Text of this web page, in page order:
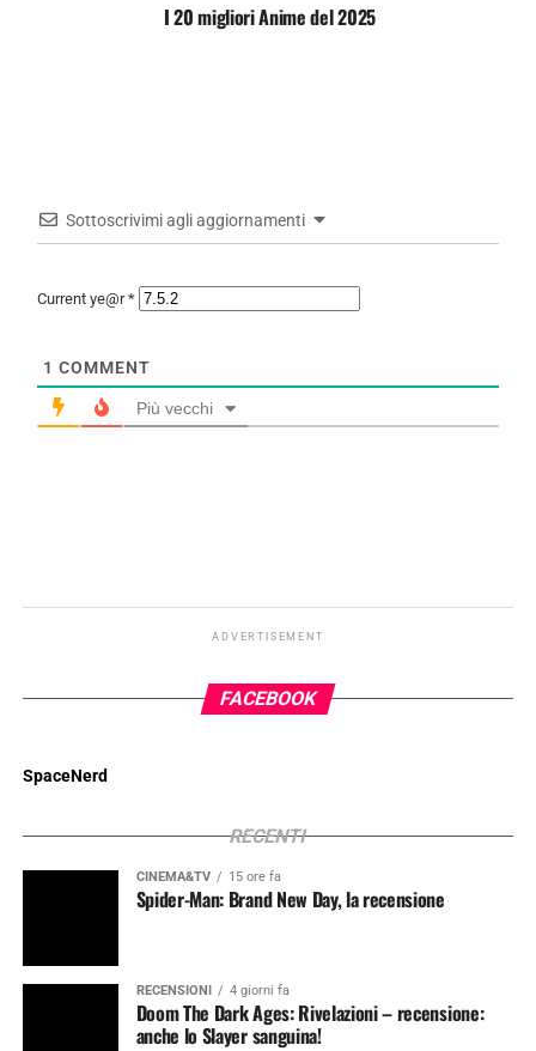
I 20 migliori Anime del 2025
Sottoscrivimi agli aggiornamenti
Current ye@r*
1 COMMENT
Più vecchi
ADVERTISEMENT
FACEBOOK
SpaceNerd
RECENTI
CINEMA&TV 15 ore fa
Spider-Man: Brand New Day, la recensione
RECENSIONI 4 giorni fa
Doom The Dark Ages: Rivelazioni – recensione:
anche lo Slayer sanguina!